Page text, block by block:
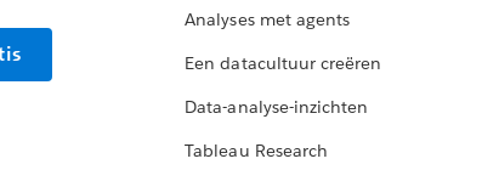
Analyses met agents
Een datacultuur creëren
Data-analyse-inzichten
Tableau Research